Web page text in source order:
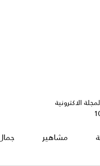
الاكترونية
مشاهير